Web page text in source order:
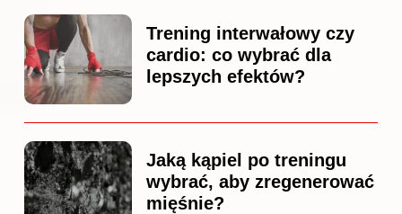
Trening interwałowy czy
cardio: co wybrać dla
lepszych efektów?
Jaką kąpiel po treningu
wybrać, aby zregenerować
mięśnie?